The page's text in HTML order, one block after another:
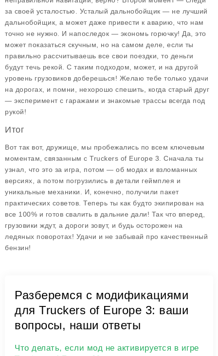
за своей усталостью. Усталый дальнобойщик — не лучший
дальнобойщик, а может даже привести к аварию, что нам
точно не нужно. И напоследок — экономь горючку! Да, это
может показаться скучным, но на самом деле, если ты
правильно рассчитываешь все свои поездки, то деньги
будут течь рекой. С таким подходом, может, и на другой
уровень грузовиков доберешься! Желаю тебе только удачи
на дорогах, и помни, нехорошо спешить, когда старый друг
— эксперимент с гаражами и знакомые трассы всегда под
рукой!
Итог
Вот так вот, дружище, мы пробежались по всем ключевым
моментам, связанным с Truckers of Europe 3. Сначала ты
узнал, что это за игра, потом — об модах и взломанных
версиях, а потом погрузились в детали геймплея и
уникальные механики. И, конечно, получили пакет
практических советов. Теперь ты как будто экипирован на
все 100% и готов свалить в дальние дали! Так что вперед,
грузовики ждут, а дороги зовут, и будь осторожен на
ледяных поворотах! Удачи и не забывай про качественный
бензин!
Разберемся с модификациями
для Truckers of Europe 3: ваши
вопросы, наши ответы
Что делать, если мод не активируется в игре